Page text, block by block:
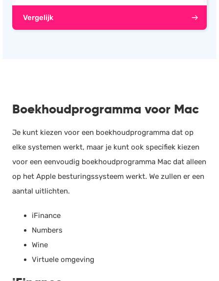
Vergelijk
Boekhoudprogramma voor Mac
Je kunt kiezen voor een boekhoudprogramma dat op
elke systemen werkt, maar je kunt ook specifiek kiezen
voor een eenvoudig boekhoudprogramma Mac dat alleen
op het Apple besturingssysteem werkt. We zullen er een
aantal uitlichten.
iFinance
Numbers
Wine
Virtuele omgeving